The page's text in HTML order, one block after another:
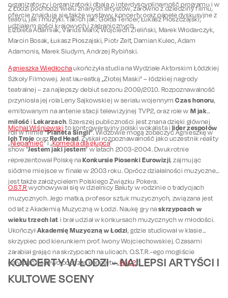
organizatorzy i organizatorki dbają o interdyscyplinarność programu i w
ofercie znajdują się także wystawy, koncerty oraz panele dyskusyjne z
udziałem gości krajowych i zagranicznych.
Z Łodzi pochodzi wielu znanych artystów, zarówno z dziedziny filmu,
teatru, jak i muzyki. Takich jak: Gołda Tencer, Łukasz Płoszczajski,
Elżbieta Adamiak, Varius Manx, Wojciech Zieliński, Marek Włodarczyk,
Marcin Bosak, Łukasz Płoszajski, Piotr Zelt, Damian Kulec, Adam
Adamonis, Marek Siudym, Andrzej Rybiński.
Agnieszka Więdłocha ukończyła studia na Wydziale Aktorskim Łódzkiej
Szkoły Filmowej. Jest laureatką „Złotej Maski” – łódzkiej nagrody
teatralnej – za najlepszy debiut sezonu 2009/2010. Rozpoznawalność
przyniosła jej rola Leny Sajkowskiej w serialu wojennymCzas honoru,
emitowanym na antenie stacji telewizyjnej TVP2, oraz role w M jak
miłość iLekarzach. Szerszej publiczności jest znana dzięki głównej
roli w filmie"Planeta Singli”. Widzowie mogą zobaczyć Agnieszkę w
„Niepamięć” i „Komedia dla głupca”
Michał Wiśniewski to kontrowersyjny polski wokalista i lider zespołów
Ich Troje orazRed Head. Zyskał rozpoznawalność jako uczestnik reality
show "Jestem jaki jestem" w latach 2003-2004. Dwukrotnie
reprezentował Polskę naKonkursie Piosenki Eurowizji, zajmując
siódme miejsce w finale w 2003 roku. Oprócz działalności muzycznej
jest także założycielem Polskiego Związku Pokera.
O.S.T.R wychowywał się w dzielnicy Bałuty w rodzinie o tradycjach
muzycznych. Jego matka, profesor sztuk muzycznych, związana jest
od lat z Akademią Muzyczną w Łodzi. Naukę gry naskrzypcach w
wieku trzech lat i brał udział w konkursach muzycznych w młodości.
UkończyłAkademię Muzyczną w Łodzi, gdzie studiował w klasie
skrzypiec pod kierunkiem prof. Iwony Wojciechowskiej. Czasami
zarabiał grając na skrzypcach na ulicach. O.S.T.R.-ego mogliście
usłyszeć na żywo podczas koncertu „HAO2 ”.
KONCERTY W ŁODZI – NAJLEPSI ARTYŚCI I
KULTOWE SCENY